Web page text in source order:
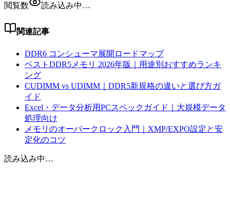
閲覧数
読み込み中…
関連記事
DDR6 コンシューマ展開ロードマップ
ベストDDR5メモリ 2026年版｜用途別おすすめランキ
ング
CUDIMM vs UDIMM｜DDR5新規格の違いと選び方ガ
イド
Excel・データ分析用PCスペックガイド｜大規模データ
処理向け
メモリのオーバークロック入門｜XMP/EXPO設定と安
定化のコツ
読み込み中…